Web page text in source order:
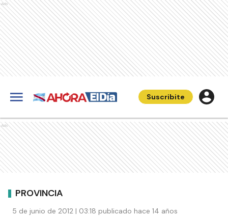
Ads
Suscribite
Ads
PROVINCIA
5 de junio de 2012 | 03:18 publicado hace 14 años